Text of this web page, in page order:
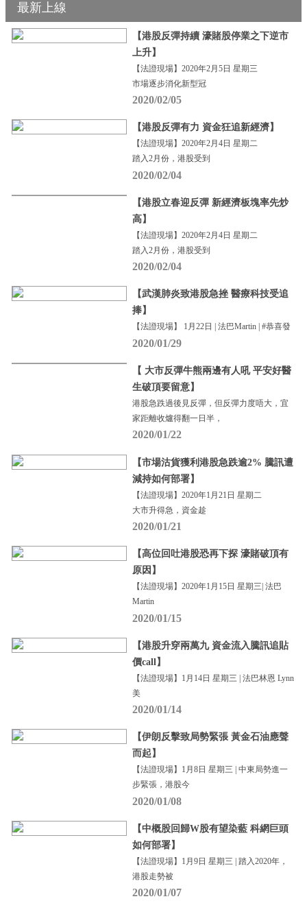
最新上線
【港股反彈持續 濠賭股停業之下逆市
上升】
【法證現場】2020年2月5日 星期三
市場逐步消化新型冠
2020/02/05
【港股反彈有力 資金狂追新經濟】
【法證現場】2020年2月4日 星期二
踏入2月份，港股受到
2020/02/04
【港股立春迎反彈 新經濟板塊率先炒
高】
【法證現場】2020年2月4日 星期二
踏入2月份，港股受到
2020/02/04
【武漢肺炎致港股急挫 醫療科技受追
捧】
【法證現場】 1月22日 | 法巴Martin | #恭喜發
2020/01/29
【 大市反彈牛熊兩邊有人吼 平安好醫
生破頂要留意】
港股急跌過後見反彈，但反彈力度唔大，宜
家距離收爐得翻一日半，
2020/01/22
【市場沽貨獲利港股急跌逾2% 騰訊遭
減持如何部署】
【法證現場】2020年1月21日 星期二
大市升得急，資金趁
2020/01/21
【高位回吐港股恐再下探 濠賭破頂有
原因】
【法證現場】2020年1月15日 星期三| 法巴
Martin
2020/01/15
【港股升穿兩萬九 資金流入騰訊追貼
價call】
【法證現場】1月14日 星期三 | 法巴林恩 Lynn
美
2020/01/14
【伊朗反擊致局勢緊張 黃金石油應聲
而起】
【法證現場】1月8日 星期三 | 中東局勢進一
步緊張，港股今
2020/01/08
【中概股回歸W股有望染藍 科網巨頭
如何部署】
【法證現場】1月9日 星期三 | 踏入2020年，
港股走勢被
2020/01/07